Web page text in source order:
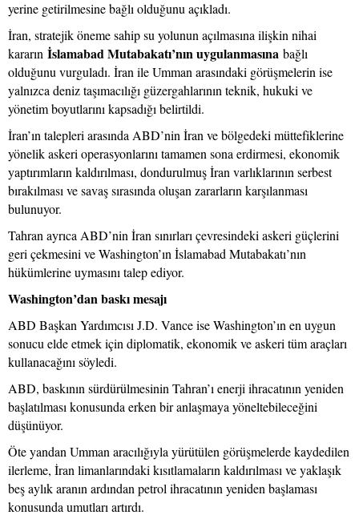
yerine getirilmesine bağlı olduğunu açıkladı.
İran, stratejik öneme sahip su yolunun açılmasına ilişkin nihai
kararın İslamabad Mutabakatı’nın uygulanmasına bağlı
olduğunu vurguladı. İran ile Umman arasındaki görüşmelerin ise
yalnızca deniz taşımacılığı güzergahlarının teknik, hukuki ve
yönetim boyutlarını kapsadığı belirtildi.
İran’ın talepleri arasında ABD’nin İran ve bölgedeki müttefiklerine
yönelik askeri operasyonlarını tamamen sona erdirmesi, ekonomik
yaptırımların kaldırılması, dondurulmuş İran varlıklarının serbest
bırakılması ve savaş sırasında oluşan zararların karşılanması
bulunuyor.
Tahran ayrıca ABD’nin İran sınırları çevresindeki askeri güçlerini
geri çekmesini ve Washington’ın İslamabad Mutabakatı’nın
hükümlerine uymasını talep ediyor.
Washington’dan baskı mesajı
ABD Başkan Yardımcısı J.D. Vance ise Washington’ın en uygun
sonucu elde etmek için diplomatik, ekonomik ve askeri tüm araçları
kullanacağını söyledi.
ABD, baskının sürdürülmesinin Tahran’ı enerji ihracatının yeniden
başlatılması konusunda erken bir anlaşmaya yöneltebileceğini
düşünüyor.
Öte yandan Umman aracılığıyla yürütülen görüşmelerde kaydedilen
ilerleme, İran limanlarındaki kısıtlamaların kaldırılması ve yaklaşık
beş aylık aranın ardından petrol ihracatının yeniden başlaması
konusunda umutları artırdı.